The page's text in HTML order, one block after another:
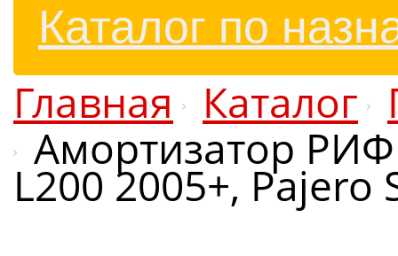
Каталог по
Главная Каталог
Амортизатор
L200 2005+,